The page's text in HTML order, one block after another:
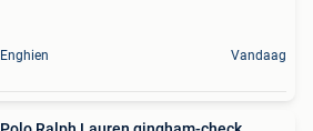
Enghien Vandaag